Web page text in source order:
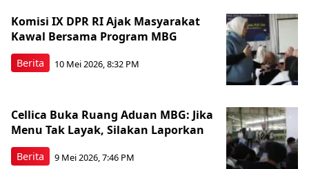
Berita
Komisi IX DPR RI Ajak Masyarakat
Kawal Bersama Program MBG
10 Mei 2026, 8:32 PM
Berita
Cellica Buka Ruang Aduan MBG: Jika
Menu Tak Layak, Silakan Laporkan
9 Mei 2026, 7:46 PM